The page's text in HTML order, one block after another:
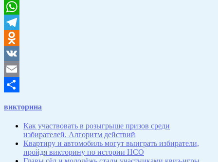
WhatsApp
Telegram
Odnoklassniki
VK
Email
викторина
Как участвовать в розыгрыше призов среди
избирателей. Алгоритм действий
Квартиру и автомобиль могут выиграть избиратели,
пройдя викторину по истории НСО